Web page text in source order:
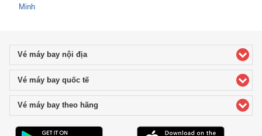
Minh
Vé máy bay nội địaclick to expand contents
Vé máy bay quốc tếclick to expand contents
Vé máy bay theo hãng